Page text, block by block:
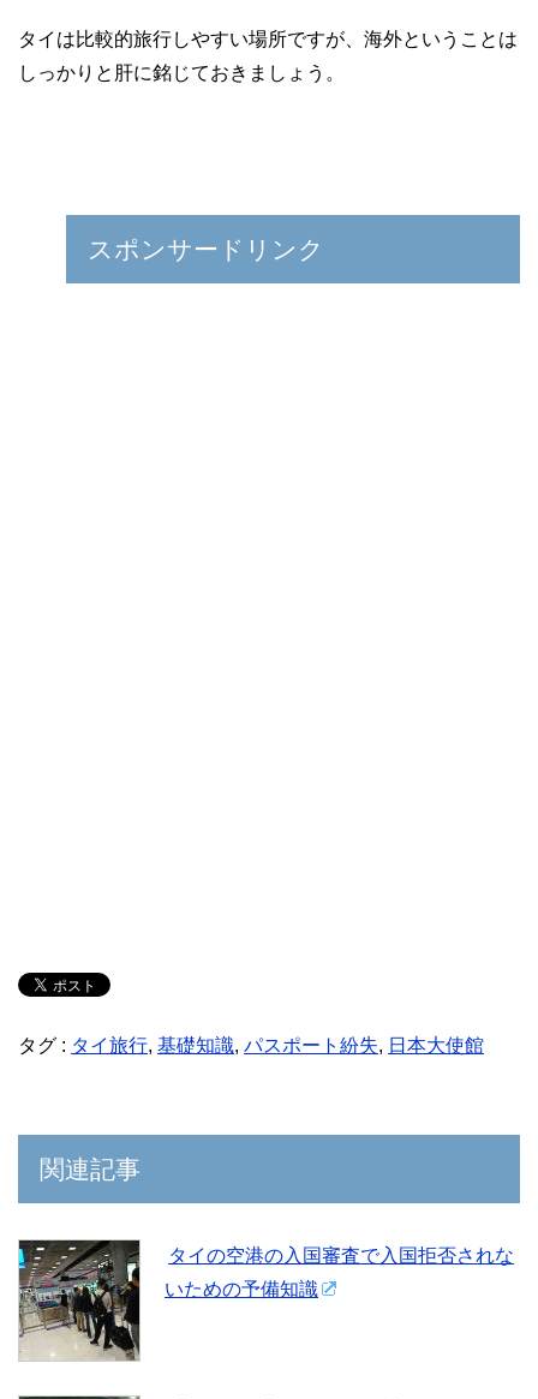
タイは比較的旅行しやすい場所ですが、海外ということは
しっかりと肝に銘じておきましょう。
スポンサードリンク
タグ : タイ旅行, 基礎知識, パスポート紛失, 日本大使館
関連記事
タイの空港の入国審査で入国拒否されな
いための予備知識